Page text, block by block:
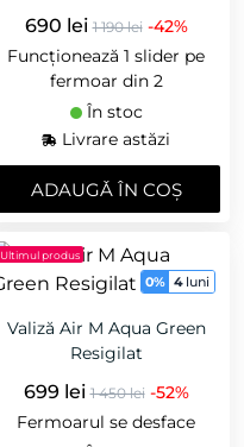
690 lei 1 190 lei -42%
Funcționează 1 slider pe
fermoar din 2
În stoc
Livrare astăzi
ADAUGǍ ÎN COȘ
Ultimul produs
0% 4 luni
Valiză Air M Aqua Green
Resigilat
699 lei 1 450 lei -52%
Fermoarul se desface